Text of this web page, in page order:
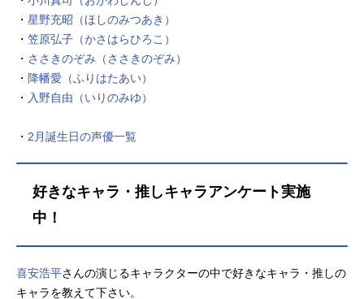
明里ディルック：小野賢章ウェンテ
ィ：村瀬歩(C)miHoYoInc.『原神』公
式サイト『原神』公式YouTubeチャ
ンネル『原神』公式X（Twitte
r） 「原神」のグッズを探す
・ 星野充昭（ほしのみつあき）
・ 笠原弘子（かさはらひろこ）
・ ささきのぞみ（ささきのぞみ）
・ 降幡愛（ふりはたあい）
・ 入野自由（いりのみゆ）
・ 2月誕生日の声優一覧
好きなキャラ・推しキャラアンケート実施
中！
喜安浩平さんの演じるキャラクターの中で好きなキャラ・推しの
キャラを教えて下さい。